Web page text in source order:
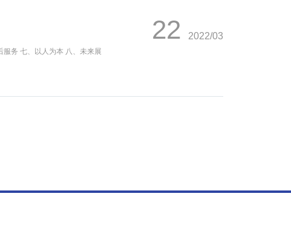
务 七、以人为本 八、未来展
22 2022/03